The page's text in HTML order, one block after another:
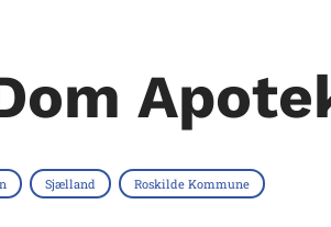
Sjælland Roskilde Kommune